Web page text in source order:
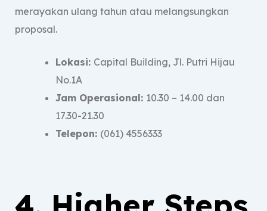
merayakan ulang tahun atau melangsungkan
proposal.
Lokasi: Capital Building, Jl. Putri Hijau
No.1A
Jam Operasional: 10.30 – 14.00 dan
17.30-21.30
Telepon: (061) 4556333